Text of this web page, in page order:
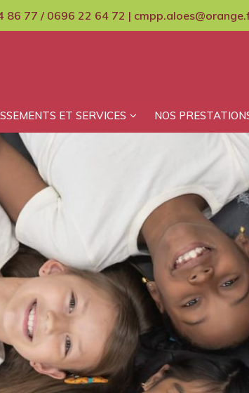
86 77 / 0696 22 64 72 |
ET SERVICES NOS